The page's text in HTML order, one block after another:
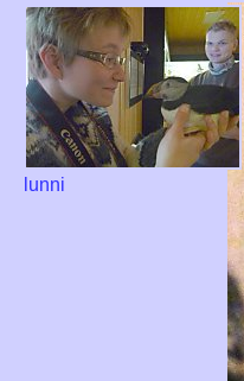
lunni